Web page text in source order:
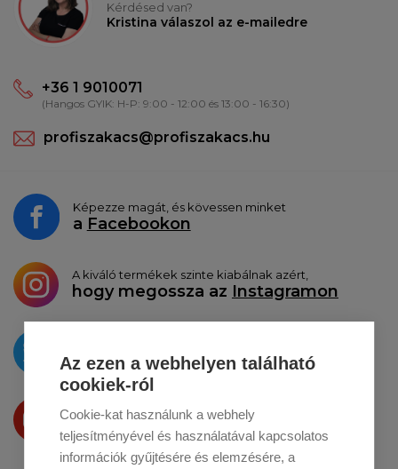
Kérdésed van?
Kristina válaszol az e-mailedre
+36 1 9010071
(Hangos GYIK: H-P: 9:00 - 12:00 és 13:00 - 16:30)
profiszakacs@profiszakacs.hu
Képezze magát, és kövessen minket
a Facebookon
A kiváló termékek szinte kiabálnak azért,
hogy megossza az Instagramon
a Twitterentesszük közzé
Termékeinket
a Youtube-on is bemutatjuk
Az ezen a webhelyen található
cookiek-ról
Cookie-kat használunk a webhely
teljesítményével és használatával kapcsolatos
információk gyűjtésére és elemzésére, a